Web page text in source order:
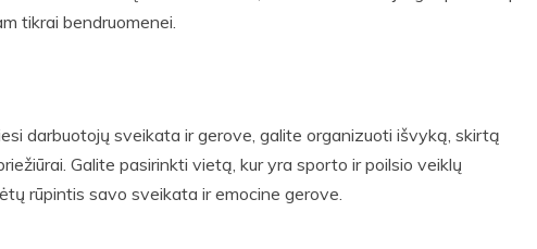
tikrai bendruomenei.
darbuotojų sveikata ir gerove, galite organizuoti išvyką, skirtą
Galite pasirinkti vietą, kur yra sporto ir poilsio veiklų
rūpintis savo sveikata ir emocine gerove.